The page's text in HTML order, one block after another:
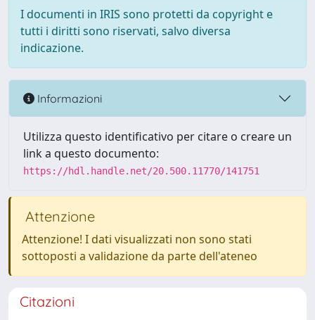
I documenti in IRIS sono protetti da copyright e
tutti i diritti sono riservati, salvo diversa
indicazione.
Informazioni
Utilizza questo identificativo per citare o creare un
link a questo documento:
https://hdl.handle.net/20.500.11770/141751
Attenzione
Attenzione! I dati visualizzati non sono stati
sottoposti a validazione da parte dell'ateneo
Citazioni